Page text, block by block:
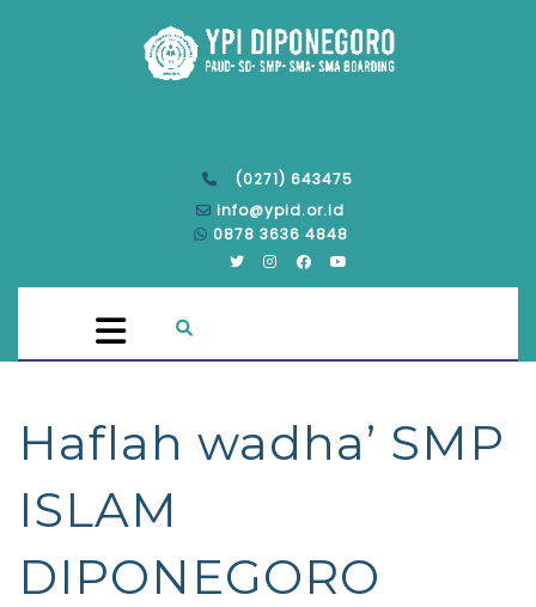
(0271) 643475
info@ypid.or.id
0878 3636 4848
Haflah wadha’ SMP
ISLAM
DIPONEGORO